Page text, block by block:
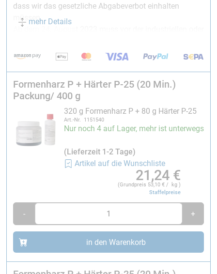
dass wir das gesetzliche Abgabeverbot einhalten
müssen.
Ab dem 24. August 2023 muss vor der industriellen oder
durch den Arbeitgeber erfolgen.
Hartelastisch, kantenfest
Sehr gut schleif- und polierbar (Shore D-Härte Ø
Thixotrop (nicht ablaufend)
Unter Vakuum hergestellt, daher optimal
luftblasenfrei
eingefärbtesEpoxidharz für Deckschichten im
Formenbau. Formenharz P wird bei Raumtemperatur
verarbeitet und ausgehärtet. Es läßt sich als
Deckschicht in Verbindung mit Epoxidharz-Laminaten
oder mit Laminierkeramik verarbeiten. Im Gegensatz zu
metallgefüllten Systemen sind die Oberflächen
polierbar.
Verbrauch: ca. 0,6 kg/m² (Ø 0,5 mm Schichtstärke)
mehr Details
Formenharz P + Härter P-25 (20 Min.)
Packung/ 400 g
320 g Formenharz P + 80 g Härter P-25
Art.-Nr. 1151540
Nur noch 4 auf Lager, mehr ist unterwegs
(Lieferzeit 1-2 Tage)
Artikel auf die Wunschliste
21,24 €
(Grundpreis 53,10 € / kg )
Staffelpreise
- +
in den Warenkorb